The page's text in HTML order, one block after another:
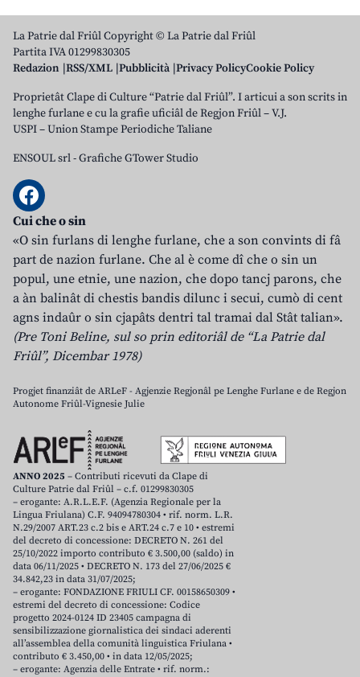
La Patrie dal Friûl Copyright © La Patrie dal Friûl
Partita IVA 01299830305
Redazion RSS/XML Pubblicità Privacy PolicyCookie Policy
Proprietât Clape di Culture “Patrie dal Friûl”. I articui a son scrits in
lenghe furlane e cu la grafie uficiâl de Regjon Friûl – V.J.
USPI – Union Stampe Periodiche Taliane
ENSOUL srl-Grafiche GTower Studio
Cui che o sin
«O sin furlans di lenghe furlane, che a son convints di fâ
part de nazion furlane. Che al è come dî che o sin un
popul, une etnie, une nazion, che dopo tancj parons, che
a àn balinât di chestis bandis dilunc i secui, cumò di cent
agns indaûr o sin cjapâts dentri tal tramai dal Stât talian».
(Pre Toni Beline, sul so prin editoriâl de “La Patrie dal
Friûl”, Dicembar 1978)
Progjet finanziât de ARLeF - Agjenzie Regjonâl pe Lenghe Furlane e de Regjon
Autonome Friûl-Vignesie Julie
ANNO 2025 – Contributi ricevuti da Clape di
Culture Patrie dal Friûl – c.f. 01299830305
– erogante: A.R.L.E.F. (Agenzia Regionale per la
Lingua Friulana) C.F. 94094780304 • rif. norm. L.R.
N.29/2007 ART.23 c.2 bis e ART.24 c.7 e 10 • estremi
del decreto di concessione: DECRETO N. 261 del
25/10/2022 importo contributo € 3.500,00 (saldo) in
data 06/11/2025 • DECRETO N. 173 del 27/06/2025 €
34.842,23 in data 31/07/2025;
– erogante: FONDAZIONE FRIULI CF. 00158650309 •
estremi del decreto di concessione: Codice
progetto 2024-0124 ID 23405 campagna di
sensibilizzazione giornalistica dei sindaci aderenti
all’assemblea della comunità linguistica Friulana •
contributo € 3.450,00 • in data 12/05/2025;
– erogante: Agenzia delle Entrate • rif. norm.: